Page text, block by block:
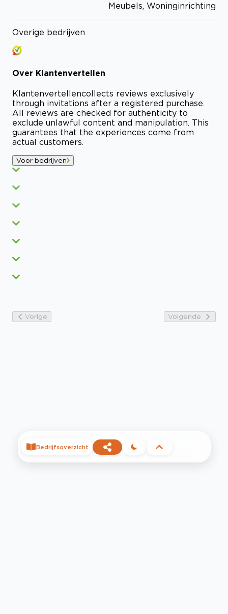
Meubels, Woninginrichting
Overige bedrijven
Over Klantenvertellen
Klantenvertellencollects reviews exclusively
through invitations after a registered purchase.
All reviews are checked for authenticity to
exclude unlawful content and manipulation. This
guarantees that the experiences come from
actual customers.
Voor bedrijven
Vorige Volgende
Bedrijfsoverzicht